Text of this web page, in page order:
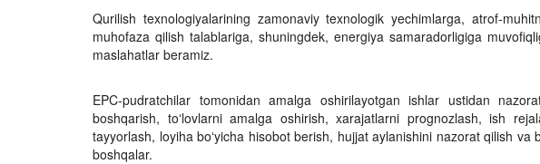
Qurilish texnologiyalarining zamonaviy texnologik yechimlarga, atrof-
muhofaza qilish talablariga, shuningdek, energiya samaradorligiga
maslahatlar beramiz.
EPC-pudratchilar tomonidan amalga oshirilayotgan ishlar ustidan
boshqarish, toʻlovlarni amalga oshirish, xarajatlarni prognozlash, ish
tayyorlash, loyiha boʻyicha hisobot berish, hujjat aylanishini nazorat qilish
boshqalar.